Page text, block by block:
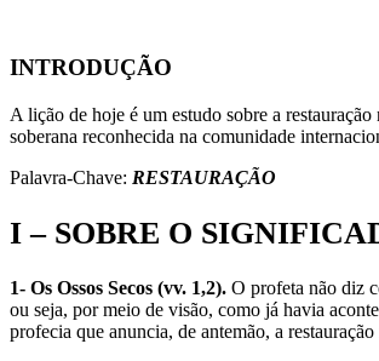
INTRODUÇÃO
A lição de hoje é um estudo sobre a
soberana reconhecida na comunidade
Palavra-Chave: RESTAURAÇÃO
I – SOBRE O
1- Os Ossos Secos (vv. 1,2). O profeta não diz
ou seja, por meio de visão, como já havia
profecia que anuncia, de antemão, a